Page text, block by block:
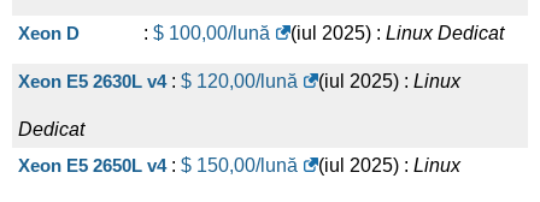
Linux/Windows Dedicat
Xeon D : $ 100,00/lună (iul 2025) : Linux Dedicat
Xeon E5 2630L v4: $ 120,00/lună (iul 2025) : Linux
Dedicat
Xeon E5 2650L v4: $ 150,00/lună (iul 2025) : Linux